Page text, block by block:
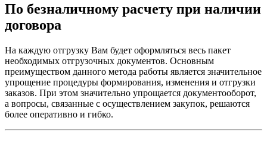
По безналичному расчету при наличии
договора
На каждую отгрузку Вам будет оформляться весь пакет
необходимых отгрузочных документов. Основным
преимуществом данного метода работы является значительное
упрощение процедуры формирования, изменения и отгрузки
заказов. При этом значительно упрощается документооборот,
а вопросы, связанные с осуществлением закупок, решаются
более оперативно и гибко.